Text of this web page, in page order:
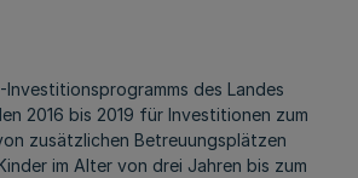
Investitionsprogramms des Landes
2016 bis 2019 für Investitionen zum
zusätzlichen Betreuungsplätzen
im Alter von drei Jahren bis zum